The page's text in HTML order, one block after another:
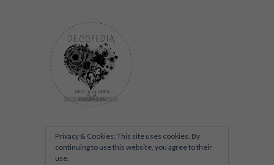
Privacy & Cookies: This site uses cookies. By
continuing to use this website, you agree to their
use.